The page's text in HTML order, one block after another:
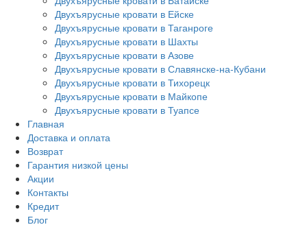
Двухъярусные кровати в Ейске
Двухъярусные кровати в Таганроге
Двухъярусные кровати в Шахты
Двухъярусные кровати в Азове
Двухъярусные кровати в Славянске-на-Кубани
Двухъярусные кровати в Тихорецк
Двухъярусные кровати в Майкопе
Двухъярусные кровати в Туапсе
Главная
Доставка и оплата
Возврат
Гарантия низкой цены
Акции
Контакты
Кредит
Блог